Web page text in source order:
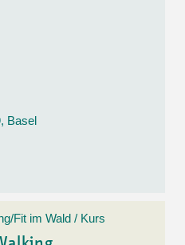
Basel
Fit im Wald / Kurs